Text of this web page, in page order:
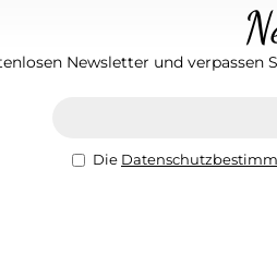
Newsletter und
Die